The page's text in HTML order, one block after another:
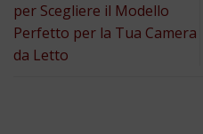
per Scegliere il Modello
Perfetto per la Tua Camera
da Letto